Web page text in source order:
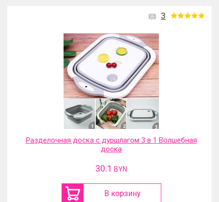
3
Разделочная доска с дуршлагом 3 в 1 Волшебная
доска
30.1 BYN
В корзину